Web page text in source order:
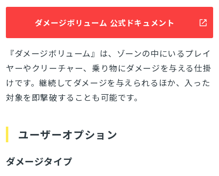
ダメージボリューム 公式ドキュメント
『ダメージボリューム』は、ゾーンの中にいるプレイ
ヤーやクリーチャー、乗り物にダメージを与える仕掛
けです。継続してダメージを与えられるほか、入った
対象を即撃破することも可能です。
ユーザーオプション
ダメージタイプ